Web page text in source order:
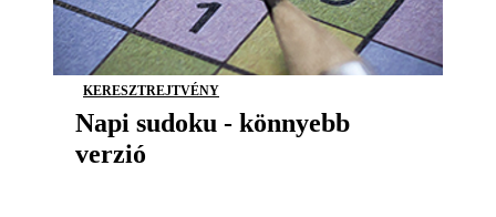
KERESZTREJTVÉNY
Napi sudoku - könnyebb
verzió